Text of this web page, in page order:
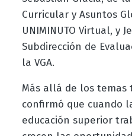
Curricular y Asuntos
UNIMINUTO Virtual, y
Subdirección de
la VGA.
Más allá de los temas
confirmó que cuando
educación superior